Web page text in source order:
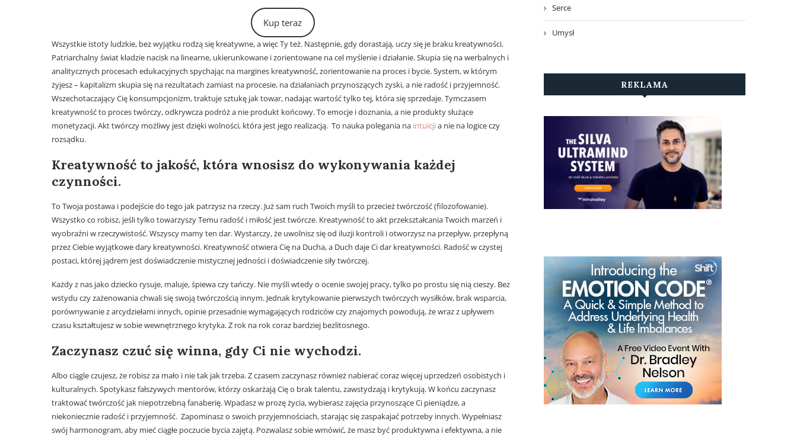
Kup teraz
Wszystkie istoty ludzkie, bez wyjątku rodzą się kreatywne, a więc Ty też. Następnie, gdy dorastają, uczy się je braku kreatywności.
Patriarchalny świat kładzie nacisk na linearne, ukierunkowane i zorientowane na cel myślenie i działanie. Skupia się na werbalnych i
analitycznych procesach edukacyjnych spychając na margines kreatywność, zorientowanie na proces i bycie. System, w którym
żyjesz – kapitalizm skupia się na rezultatach zamiast na procesie, na działaniach przynoszących zyski, a nie radość i przyjemność.
Wszechotaczający Cię konsumpcjonizm, traktuje sztukę jak towar, nadając wartość tylko tej, która się sprzedaje. Tymczasem
kreatywność to proces twórczy, odkrywcza podróż a nie produkt końcowy. To emocje i doznania, a nie produkty służące
monetyzacji. Akt twórczy możliwy jest dzięki wolności, która jest jego realizacją. To nauka polegania na intuicji a nie na logice czy
rozsądku.
Kreatywność to jakość, która wnosisz do wykonywania każdej
czynności.
To Twoja postawa i podejście do tego jak patrzysz na rzeczy. Już sam ruch Twoich myśli to przecież twórczość (filozofowanie).
Wszystko co robisz, jeśli tylko towarzyszy Temu radość i miłość jest twórcze. Kreatywność to akt przekształcania Twoich marzeń i
wyobraźni w rzeczywistość. Wszyscy mamy ten dar. Wystarczy, że uwolnisz się od iluzji kontroli i otworzysz na przepływ, przepłyną
przez Ciebie wyjątkowe dary kreatywności. Kreatywność otwiera Cię na Ducha, a Duch daje Ci dar kreatywności. Radość w czystej
postaci, której jądrem jest doświadczenie mistycznej jedności i doświadczenie siły twórczej.
Każdy z nas jako dziecko rysuje, maluje, śpiewa czy tańczy. Nie myśli wtedy o ocenie swojej pracy, tylko po prostu się nią cieszy. Bez
wstydu czy zażenowania chwali się swoją twórczością innym. Jednak krytykowanie pierwszych twórczych wysiłków, brak wsparcia,
porównywanie z arcydziełami innych, opinie przesadnie wymagających rodziców czy znajomych powodują, że wraz z upływem
czasu kształtujesz w sobie wewnętrznego krytyka. Z rok na rok coraz bardziej bezlitosnego.
Zaczynasz czuć się winna, gdy Ci nie wychodzi.
Albo ciągle czujesz, że robisz za mało i nie tak jak trzeba. Z czasem zaczynasz również nabierać coraz więcej uprzedzeń osobistych i
kulturalnych. Spotykasz fałszywych mentorów, którzy oskarżają Cię o brak talentu, zawstydzają i krytykują. W końcu zaczynasz
traktować twórczość jak niepotrzebną fanaberię. Wpadasz w prozę życia, wybierasz zajęcia przynoszące Ci pieniądze, a
niekoniecznie radość i przyjemność. Zapominasz o swoich przyjemnościach, starając się zaspakajać potrzeby innych. Wypełniasz
swój harmonogram, aby mieć ciągłe poczucie bycia zajętą. Pozwalasz sobie wmówić, że masz być produktywna i efektywna, a nie
Serce
Umysł
REKLAMA